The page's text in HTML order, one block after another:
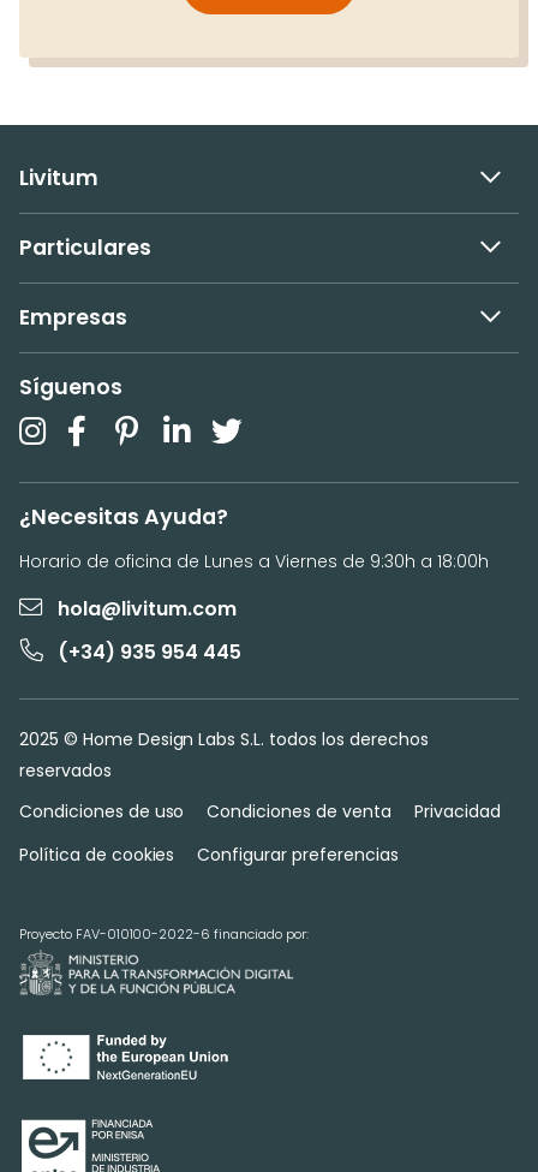
Livitum
Particulares
Empresas
Síguenos
¿Necesitas Ayuda?
Horario de oficina de Lunes a Viernes de 9:30h a 18:00h
hola@livitum.com
(+34) 935 954 445
2025 © Home Design Labs S.L. todos los derechos
reservados
Condiciones de uso
Condiciones de venta
Privacidad
Política de cookies
Configurar preferencias
Proyecto FAV-010100-2022-6 financiado por: